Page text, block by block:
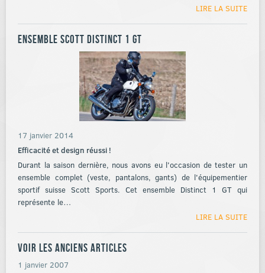
LIRE LA SUITE
Ensemble Scott Distinct 1 GT
17 janvier 2014
Efficacité et design réussi !
Durant la saison dernière, nous avons eu l'occasion de tester un
ensemble complet (veste, pantalons, gants) de l'équipementier
sportif suisse Scott Sports. Cet ensemble Distinct 1 GT qui
représente le…
LIRE LA SUITE
Voir les anciens articles
1 janvier 2007